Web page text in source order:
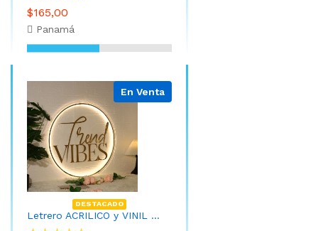
$165,00
Panamá
En Venta
DESTACADO
Letrero ACRILICO y VINIL Circular de 60cm con LED